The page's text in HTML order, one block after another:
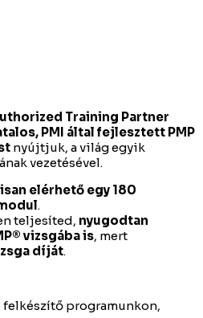
Training Partner
PMI által fejlesztett PMP
nyújtjuk, a világ egyik
vezetésével.
elérhető egy 180
.
teljesíted, nyugodtan
vizsgába is, mert
díját.
felkészítő programunkon,